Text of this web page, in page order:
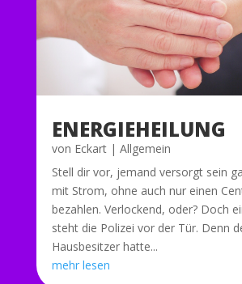
ENERGIEHEILUNG
von Eckart| Allgemein
Stell dir vor, jemand versorgt sein
mit Strom, ohne auch nur einen
bezahlen. Verlockend, oder? Doch
steht die Polizei vor der Tür. Denn
Hausbesitzer hatte...
mehr lesen